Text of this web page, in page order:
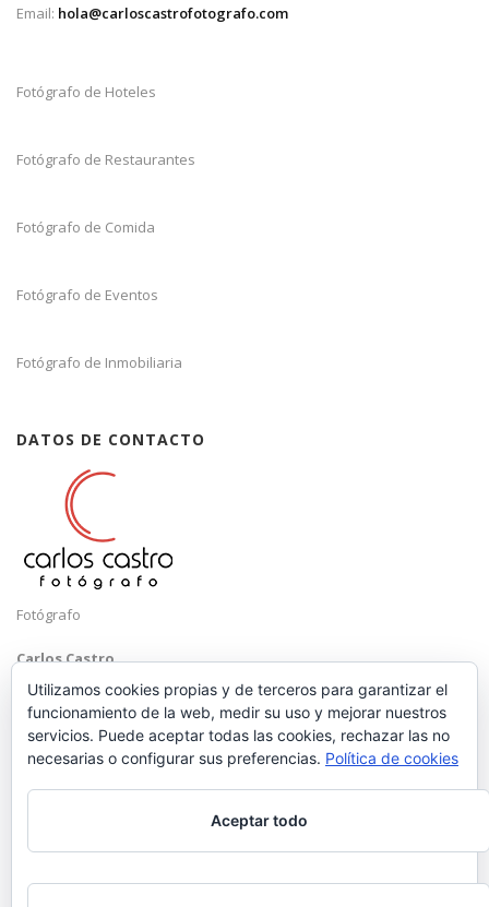
Email: hola@carloscastrofotografo.com
Fotógrafo de Hoteles
Fotógrafo de Restaurantes
Fotógrafo de Comida
Fotógrafo de Eventos
Fotógrafo de Inmobiliaria
DATOS DE CONTACTO
Fotógrafo
Carlos Castro
Málaga
Mobile: +34 652 83 71 98
hola@carloscastrofotografo.com
Utilizamos cookies propias y de terceros para garantizar el
funcionamiento de la web, medir su uso y mejorar nuestros
servicios. Puede aceptar todas las cookies, rechazar las no
necesarias o configurar sus preferencias. Política de cookies
Aceptar todo